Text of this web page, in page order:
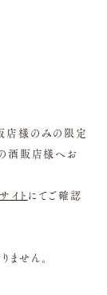
店様のみの限定
酒販店様へお
イトにてご確認
せん。